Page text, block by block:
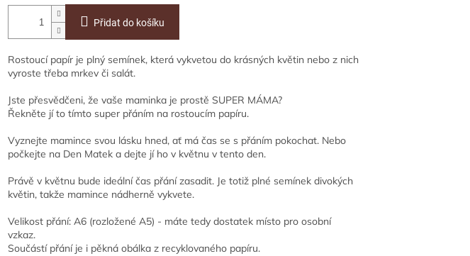
Přidat do košíku
Rostoucí papír je plný semínek, která vykvetou do krásných květin nebo z nich
vyroste třeba mrkev či salát.
Jste přesvědčeni, že vaše maminka je prostě SUPER MÁMA?
Řekněte jí to tímto super přáním na rostoucím papíru.
Vyznejte mamince svou lásku hned, ať má čas se s přáním pokochat. Nebo
počkejte na Den Matek a dejte jí ho v květnu v tento den.
Právě v květnu bude ideální čas přání zasadit. Je totiž plné semínek divokých
květin, takže mamince nádherně vykvete.
Velikost přání: A6 (rozložené A5) - máte tedy dostatek místo pro osobní
vzkaz.
Součástí přání je i pěkná obálka z recyklovaného papíru.